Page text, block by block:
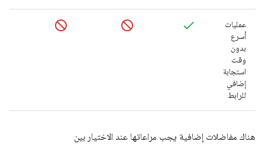
عمليات
أسرع
بدون
وقت
استجابة
إضافي
للرابط
هناك مفاضلات إضافية يجب مراعاتها عند الاختيار بين